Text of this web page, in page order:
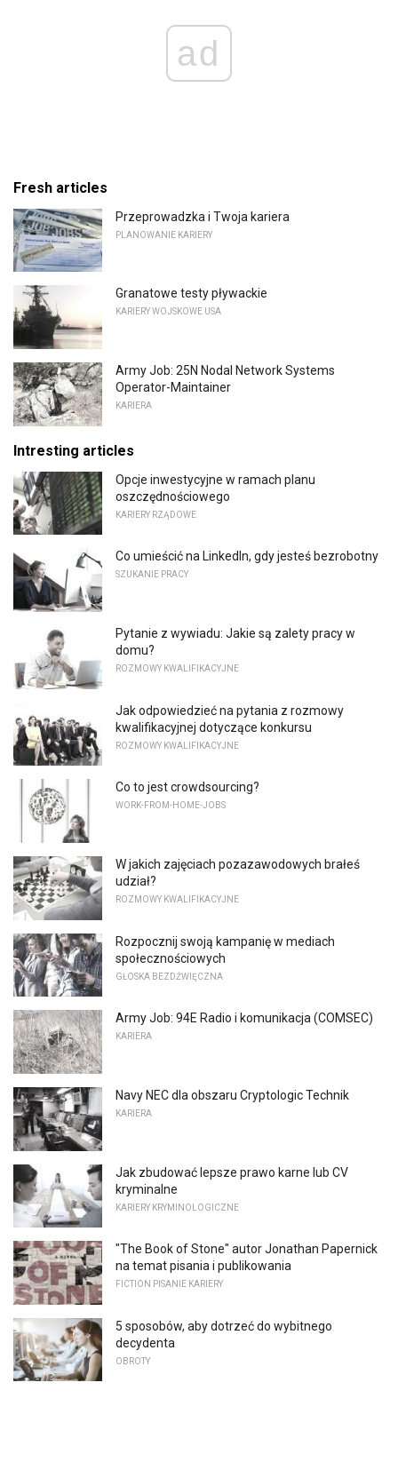
ad
Fresh articles
Przeprowadzka i Twoja kariera
PLANOWANIE KARIERY
Granatowe testy pływackie
KARIERY WOJSKOWE USA
Army Job: 25N Nodal Network Systems
Operator-Maintainer
KARIERA
Intresting articles
Opcje inwestycyjne w ramach planu
oszczędnościowego
KARIERY RZĄDOWE
Co umieścić na LinkedIn, gdy jesteś bezrobotny
SZUKANIE PRACY
Pytanie z wywiadu: Jakie są zalety pracy w
domu?
ROZMOWY KWALIFIKACYJNE
Jak odpowiedzieć na pytania z rozmowy
kwalifikacyjnej dotyczące konkursu
ROZMOWY KWALIFIKACYJNE
Co to jest crowdsourcing?
WORK-FROM-HOME-JOBS
W jakich zajęciach pozazawodowych brałeś
udział?
ROZMOWY KWALIFIKACYJNE
Rozpocznij swoją kampanię w mediach
społecznościowych
GŁOSKA BEZDŹWIĘCZNA
Army Job: 94E Radio i komunikacja (COMSEC)
KARIERA
Navy NEC dla obszaru Cryptologic Technik
KARIERA
Jak zbudować lepsze prawo karne lub CV
kryminalne
KARIERY KRYMINOLOGICZNE
"The Book of Stone" autor Jonathan Papernick
na temat pisania i publikowania
FICTION PISANIE KARIERY
5 sposobów, aby dotrzeć do wybitnego
decydenta
OBROTY